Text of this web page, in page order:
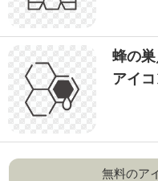
蜂の
アイ
無料のア